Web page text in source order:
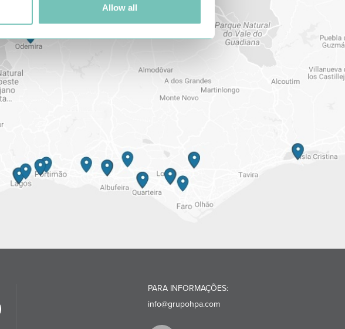
Allow all
PARA INFORMAÇÕES:
info@grupohpa.com